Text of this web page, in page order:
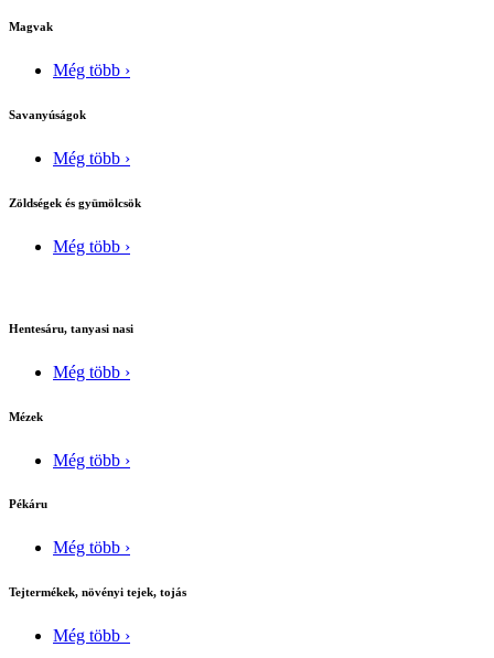
Magvak
Még több ›
Savanyúságok
Még több ›
Zöldségek és gyümölcsök
Még több ›
Hentesáru, tanyasi nasi
Még több ›
Mézek
Még több ›
Pékáru
Még több ›
Tejtermékek, növényi tejek, tojás
Még több ›